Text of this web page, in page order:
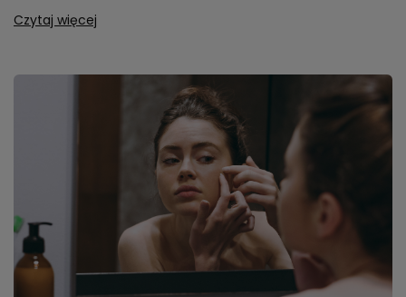
Czytaj więcej